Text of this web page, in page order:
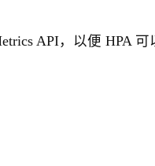
API，以便 HPA 可